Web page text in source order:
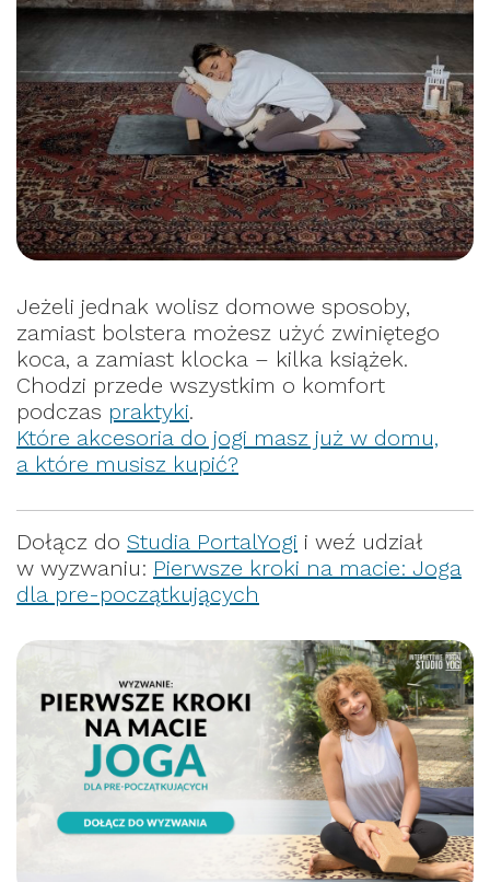
Jeżeli jednak wolisz domowe sposoby,
zamiast bolstera możesz użyć zwiniętego
koca, a zamiast klocka – kilka książek.
Chodzi przede wszystkim o komfort
podczas praktyki.
Które akcesoria do jogi masz już w domu,
a które musisz kupić?
Dołącz do Studia PortalYogi i weź udział
w wyzwaniu: Pierwsze kroki na macie: Joga
dla pre-początkujących